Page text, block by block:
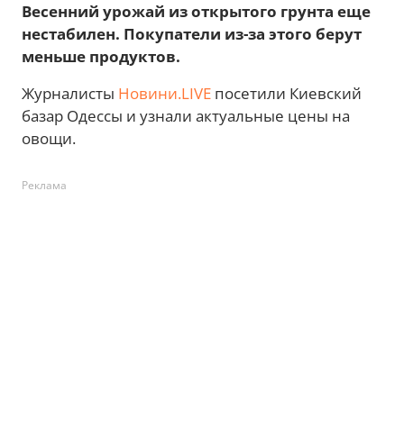
Весенний урожай из открытого грунта еще
нестабилен. Покупатели из-за этого берут
меньше продуктов.
Журналисты Новини.LIVE посетили Киевский
базар Одессы и узнали актуальные цены на
овощи.
Реклама